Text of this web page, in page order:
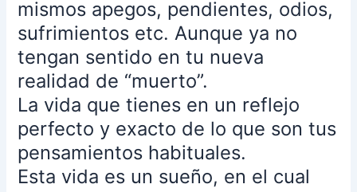
mismos apegos, pendientes, odios,
sufrimientos etc. Aunque ya no
tengan sentido en tu nueva
realidad de “muerto”.
La vida que tienes en un reflejo
perfecto y exacto de lo que son tus
pensamientos habituales.
Esta vida es un sueño, en el cual
tarde
en
la
noche,
esperando
un
autobús.
Tuve
que
correr